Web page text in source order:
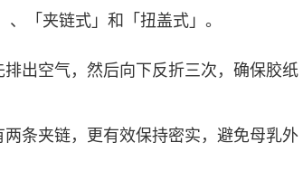
「夹链式」和「扭盖式」。
出空气，然后向下反折三次，确保胶纸
条夹链，更有效保持密实，避免母乳外